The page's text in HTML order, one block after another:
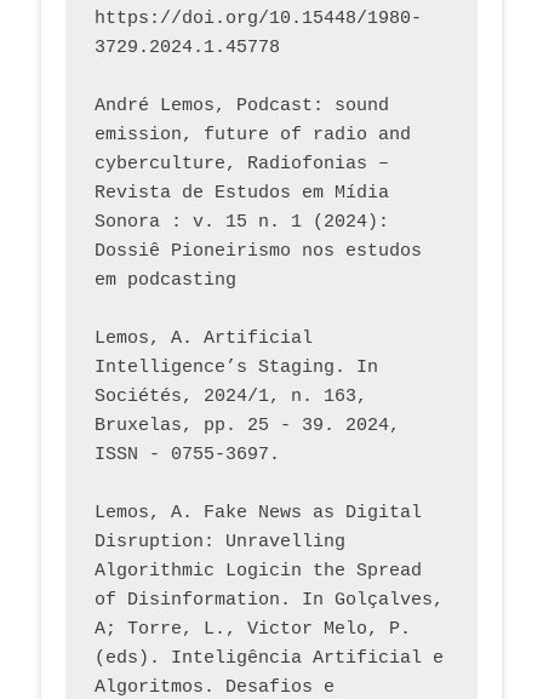
https://doi.org/10.15448/1980-
3729.2024.1.45778
André Lemos, Podcast: sound
emission, future of radio and
cyberculture, Radiofonias –
Revista de Estudos em Mídia
Sonora : v. 15 n. 1 (2024):
Dossiê Pioneirismo nos estudos
em podcasting
Lemos, A. Artificial
Intelligence’s Staging. In
Sociétés, 2024/1, n. 163,
Bruxelas, pp. 25 - 39. 2024,
ISSN - 0755-3697.
Lemos, A. Fake News as Digital
Disruption: Unravelling
Algorithmic Logicin the Spread
of Disinformation. In Golçalves,
A; Torre, L., Victor Melo, P.
(eds). Inteligência Artificial e
Algoritmos. Desafios e